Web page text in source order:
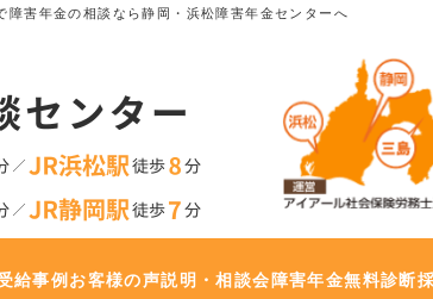
障害年金の相談なら静岡・浜松障害年金センターへ
給事例お客様の声説明・相談会障害年金無料診断